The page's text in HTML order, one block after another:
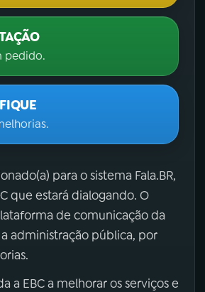
pedido.
para o sistema Fala.BR,
que estará dialogando. O
de comunicação da
administração pública, por
a EBC a melhorar os serviços e